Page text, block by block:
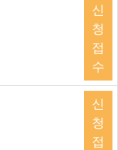
신
청
접
수
신
청
접